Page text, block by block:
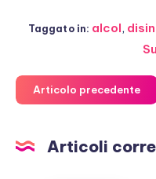
Taggato in: alcol,
Articolo precedente
Articoli